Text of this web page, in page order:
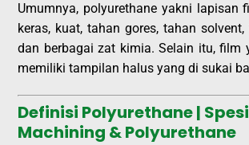
Umumnya, polyurethane yakni lapisan
keras, kuat, tahan gores, tahan
dan berbagai zat kimia. Selain itu, film
memiliki tampilan halus yang di sukai
Definisi Polyurethane |
Machining & Polyurethane